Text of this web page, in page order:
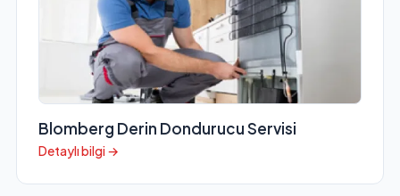
Blomberg Derin Dondurucu Servisi
Detaylı bilgi →